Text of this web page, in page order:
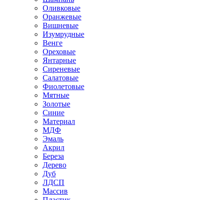
Оливковые
Оранжевые
Вишневые
Изумрудные
Венге
Ореховые
Янтарные
Сиреневые
Салатовые
Фиолетовые
Мятные
Золотые
Синие
Материал
МДФ
Эмаль
Акрил
Береза
Дерево
Дуб
ЛДСП
Массив